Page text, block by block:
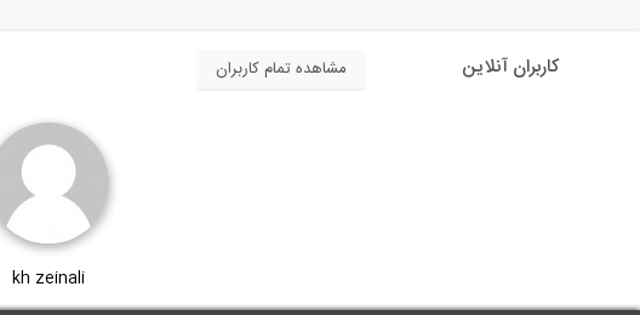
کاربران آنلاین مشاهده تمام کاربران
kh zeinali